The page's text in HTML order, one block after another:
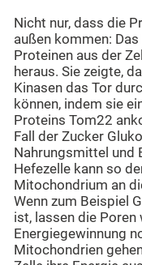
Nicht nur, dass die
außen kommen:
Proteinen aus der
heraus. Sie zeigte,
Kinasen das Tor
können, indem sie
Proteins Tom22
Fall der Zucker
Nahrungsmittel und
Hefezelle kann so
Mitochondrium an
Wenn zum Beispiel
ist, lassen die Poren
Energiegewinnung
Mitochondrien